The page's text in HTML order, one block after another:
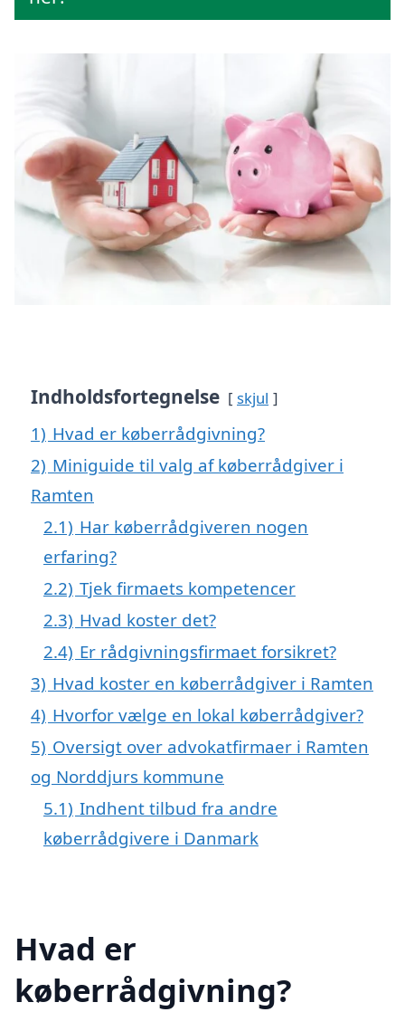
Indholdsfortegnelse skjul
1) Hvad er køberrådgivning?
2) Miniguide til valg af køberrådgiver i
Ramten
2.1) Har køberrådgiveren nogen
erfaring?
2.2) Tjek firmaets kompetencer
2.3) Hvad koster det?
2.4) Er rådgivningsfirmaet forsikret?
3) Hvad koster en køberrådgiver i Ramten
4) Hvorfor vælge en lokal køberrådgiver?
5) Oversigt over advokatfirmaer i Ramten
og Norddjurs kommune
5.1) Indhent tilbud fra andre
køberrådgivere i Danmark
Hvad er
køberrådgivning?